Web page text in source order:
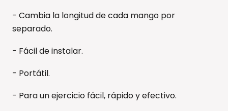
- Cambia la longitud de cada mango por
separado.
- Fácil de instalar.
- Portátil.
- Para un ejercicio fácil, rápido y efectivo.